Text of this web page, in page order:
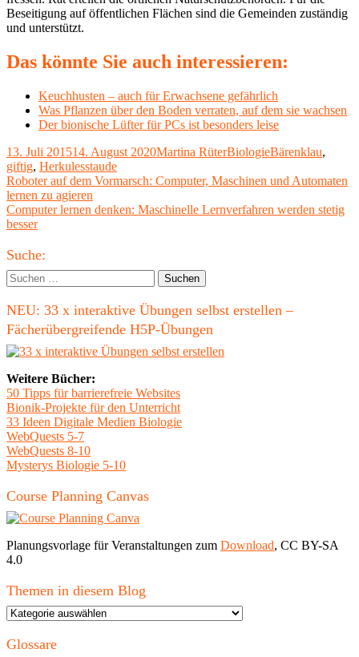
Beseitigung auf öffentlichen Flächen sind die Gemeinden zuständig
und unterstützt.
Das könnte Sie auch interessieren:
Keuchhusten – auch für Erwachsene gefährlich
Was Pflanzen über den Boden verraten, auf dem sie wachsen
Der bionische Lüfter für PCs ist besonders leise
Veröffentlicht
am
13. Juli 201514. August 2020Autor
Martina RüterKategorien
BiologieSchlagwörter
Bärenklau,
giftig, Herkulesstaude
Beitragsnavigation
Vorheriger
Beitrag:
Roboter auf dem Vormarsch: Computer, Maschinen und Automaten
lernen zu agieren
Nächster
Beitrag
Computer lernen denken: Maschinelle Lernverfahren werden stetig
besser
Haupt-
Seitenleiste
Suche:
Suchen
nach:
NEU: 33 x interaktive Übungen selbst erstellen –
Fächerübergreifende H5P-Übungen
Weitere Bücher:
50 Tipps für barrierefreie Websites
Bionik-Projekte für den Unterricht
33 Ideen Digitale Medien Biologie
WebQuests 5-7
WebQuests 8-10
Mysterys Biologie 5-10
Course Planning Canvas
Planungsvorlage für Veranstaltungen zum Download, CC BY-SA
4.0
Themen in diesem Blog
Themen
diesem
Glossare